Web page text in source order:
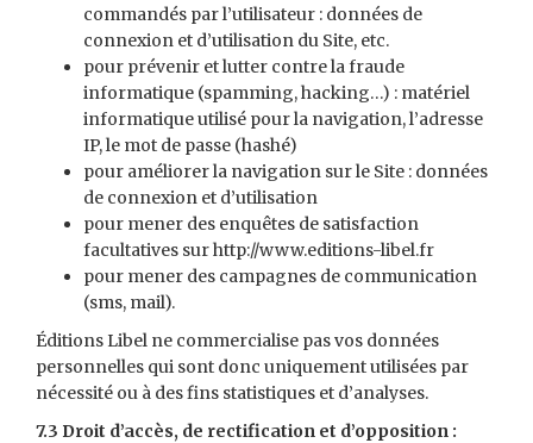
commandés par l’utilisateur : données de
connexion et d’utilisation du Site, etc.
pour prévenir et lutter contre la fraude
informatique (spamming, hacking…) : matériel
informatique utilisé pour la navigation, l’adresse
IP, le mot de passe (hashé)
pour améliorer la navigation sur le Site : données
de connexion et d’utilisation
pour mener des enquêtes de satisfaction
facultatives sur http://www.editions-libel.fr
pour mener des campagnes de communication
(sms, mail).
Éditions Libel ne commercialise pas vos données
personnelles qui sont donc uniquement utilisées par
nécessité ou à des fins statistiques et d’analyses.
7.3 Droit d’accès, de rectification et d’opposition :